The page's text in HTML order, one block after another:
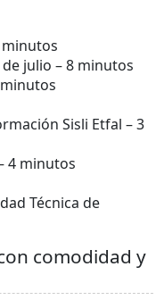
julio – 8 minutos
Sisli Etfal – 3
4 minutos
Técnica de
comodidad y